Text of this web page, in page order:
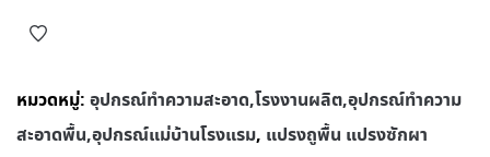
หมวดหมู่: อุปกรณ์ทําความสะอาด,โรงงานผลิต,อุปกรณ์ทําความ
สะอาดพื้น,อุปกรณ์แม่บ้านโรงแรม, แปรงถูพื้น แปรงซักผา